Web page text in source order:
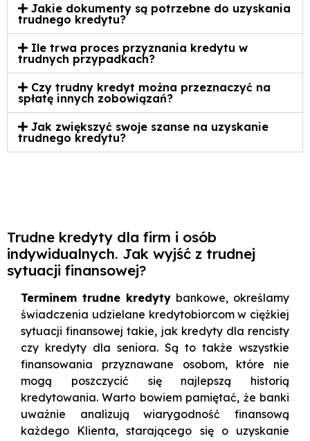
Jakie dokumenty są potrzebne do uzyskania
trudnego kredytu?
Ile trwa proces przyznania kredytu w
trudnych przypadkach?
Czy trudny kredyt można przeznaczyć na
spłatę innych zobowiązań?
Jak zwiększyć swoje szanse na uzyskanie
trudnego kredytu?
Trudne kredyty dla firm i osób
indywidualnych. Jak wyjść z trudnej
sytuacji finansowej?
Terminem trudne kredyty bankowe, określamy
świadczenia udzielane kredytobiorcom w ciężkiej
sytuacji finansowej takie, jak kredyty dla rencisty
czy kredyty dla seniora. Są to także wszystkie
finansowania przyznawane osobom, które nie
mogą poszczycić się najlepszą historią
kredytowania. Warto bowiem pamiętać, że banki
uważnie analizują wiarygodność finansową
każdego Klienta, starającego się o uzyskanie